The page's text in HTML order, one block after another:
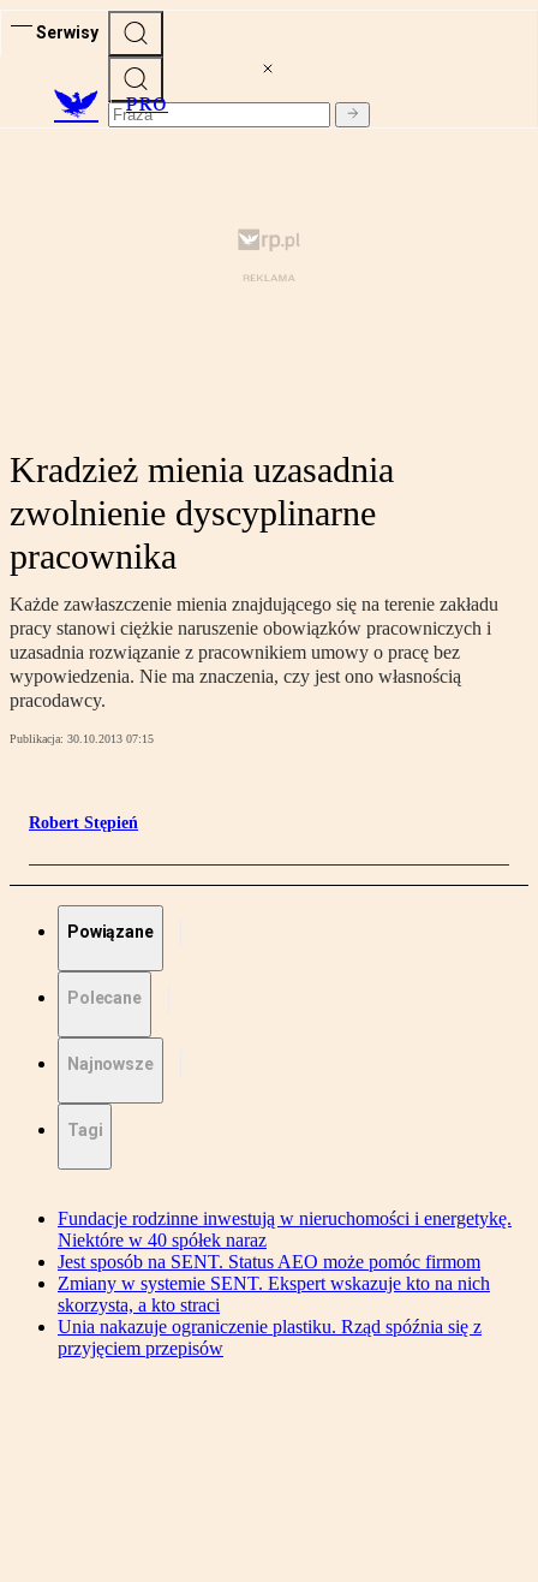
Serwisy
PRO
Kradzież mienia uzasadnia
zwolnienie dyscyplinarne
pracownika
Każde zawłaszczenie mienia znajdującego się na terenie zakładu
pracy stanowi ciężkie naruszenie obowiązków pracowniczych i
uzasadnia rozwiązanie z pracownikiem umowy o pracę bez
wypowiedzenia. Nie ma znaczenia, czy jest ono własnością
pracodawcy.
Publikacja: 30.10.2013 07:15
Robert Stępień
Powiązane
Polecane
Najnowsze
Tagi
Fundacje rodzinne inwestują w nieruchomości i energetykę.
Niektóre w 40 spółek naraz
Jest sposób na SENT. Status AEO może pomóc firmom
Zmiany w systemie SENT. Ekspert wskazuje kto na nich
skorzysta, a kto straci
Unia nakazuje ograniczenie plastiku. Rząd spóźnia się z
przyjęciem przepisów